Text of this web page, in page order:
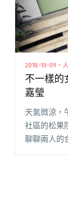
2018-10-09・
不一樣的
嘉瑩
天氣微涼，
社區的松果
聊聊兩人的
同合作〈泡